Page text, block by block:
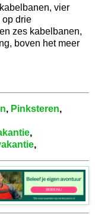
vier
op drie
zes kabelbanen,
boven het meer
, Pinksteren,
,
,